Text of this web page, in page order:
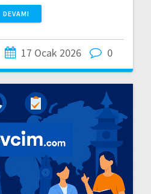
DEVAMI
17 Ocak 2026 0